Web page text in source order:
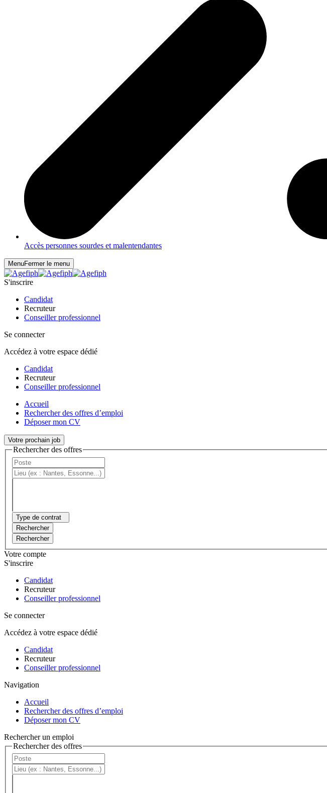
Accès personnes sourdes et malentendantes
MenuFermer le menu
S'inscrire
Candidat
Recruteur
Conseiller professionnel
Se connecter
Accédez à votre espace dédié
Candidat
Recruteur
Conseiller professionnel
Accueil
Rechercher des offres d’emploi
Déposer mon CV
Votre prochain job
Rechercher des offres
Type de contrat
Rechercher
Rechercher
Votre compte
S'inscrire
Candidat
Recruteur
Conseiller professionnel
Se connecter
Accédez à votre espace dédié
Candidat
Recruteur
Conseiller professionnel
Navigation
Accueil
Rechercher des offres d’emploi
Déposer mon CV
Rechercher un emploi
Rechercher des offres